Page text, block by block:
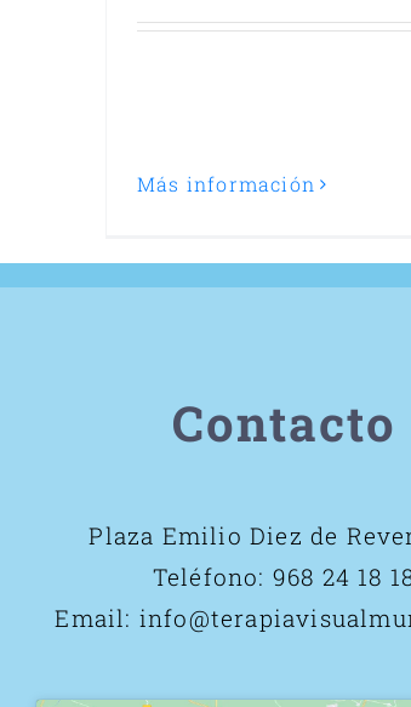
Más información
Contacto
Plaza Emilio Diez de
Teléfono: 968 24 18
Email: